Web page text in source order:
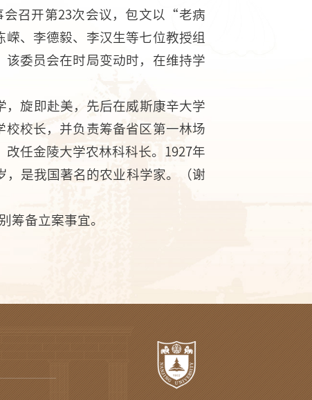
会召开第23次会议，包文以“老病
、李德毅、李汉生等七位教授组
该委员会在时局变动时，在维持学
，旋即赴美，先后在威斯康辛大学
校长，并负责筹备省区第一林场
改任金陵大学农林科科长。1927年
，是我国著名的农业科学家。（谢
筹备立案事宜。